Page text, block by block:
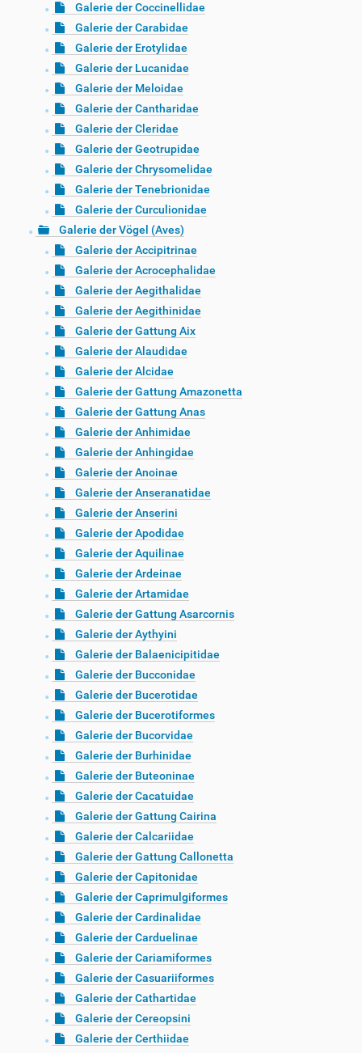
Galerie der Coccinellidae
Galerie der Carabidae
Galerie der Erotylidae
Galerie der Lucanidae
Galerie der Meloidae
Galerie der Cantharidae
Galerie der Cleridae
Galerie der Geotrupidae
Galerie der Chrysomelidae
Galerie der Tenebrionidae
Galerie der Curculionidae
Galerie der Vögel (Aves)
Galerie der Accipitrinae
Galerie der Acrocephalidae
Galerie der Aegithalidae
Galerie der Aegithinidae
Galerie der Gattung Aix
Galerie der Alaudidae
Galerie der Alcidae
Galerie der Gattung Amazonetta
Galerie der Gattung Anas
Galerie der Anhimidae
Galerie der Anhingidae
Galerie der Anoinae
Galerie der Anseranatidae
Galerie der Anserini
Galerie der Apodidae
Galerie der Aquilinae
Galerie der Ardeinae
Galerie der Artamidae
Galerie der Gattung Asarcornis
Galerie der Aythyini
Galerie der Balaenicipitidae
Galerie der Bucconidae
Galerie der Bucerotidae
Galerie der Bucerotiformes
Galerie der Bucorvidae
Galerie der Burhinidae
Galerie der Buteoninae
Galerie der Cacatuidae
Galerie der Gattung Cairina
Galerie der Calcariidae
Galerie der Gattung Callonetta
Galerie der Capitonidae
Galerie der Caprimulgiformes
Galerie der Cardinalidae
Galerie der Carduelinae
Galerie der Cariamiformes
Galerie der Casuariiformes
Galerie der Cathartidae
Galerie der Cereopsini
Galerie der Certhiidae